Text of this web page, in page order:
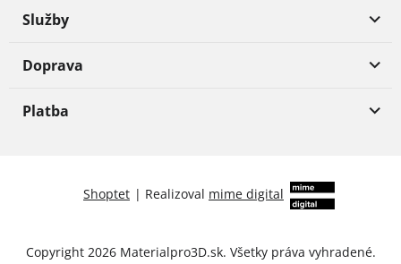
Služby
Doprava
Platba
Shoptet | Realizoval mime digital
Copyright 2026 Materialpro3D.sk. Všetky práva vyhradené.